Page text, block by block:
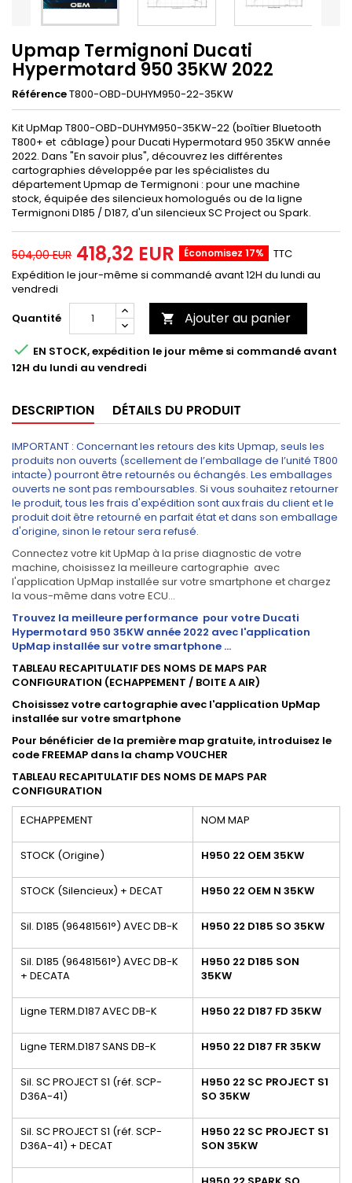
Upmap Termignoni Ducati
Hypermotard 950 35KW 2022
RéférenceT800-OBD-DUHYM950-22-35KW
Kit UpMap T800-OBD-DUHYM950-35KW-22 (boîtier Bluetooth
T800+ et câblage) pour Ducati Hypermotard 950 35KW année
2022. Dans "En savoir plus", découvrez les différentes
cartographies développée par les spécialistes du
département Upmap de Termignoni : pour une machine
stock, équipée des silencieux homologués ou de la ligne
Termignoni D185 / D187, d'un silencieux SC Project ou Spark.
504,00 EUR 418,32 EUR Économisez 17%
TTC
Expédition le jour-même si commandé avant 12H du lundi au
vendredi
Quantité
 Ajouter au panier
 EN STOCK, expédition le jour même si commandé avant
12H du lundi au vendredi
DESCRIPTION DÉTAILS DU PRODUIT
IMPORTANT : Concernant les retours des kits Upmap, seuls les
produits non ouverts (scellement de l’emballage de l’unité T800
intacte) pourront être retournés ou échangés. Les emballages
ouverts ne sont pas remboursables. Si vous souhaitez retourner
le produit, tous les frais d'expédition sont aux frais du client et le
produit doit être retourné en parfait état et dans son emballage
d'origine, sinon le retour sera refusé.
Connectez votre kit UpMap à la prise diagnostic de votre
machine, choisissez la meilleure cartographie avec
l'application UpMap installée sur votre smartphone et chargez
la vous-même dans votre ECU...
Trouvez la meilleure performance pour votre Ducati
Hypermotard 950 35KW année 2022 avec l'application
UpMap installée sur votre smartphone ...
TABLEAU RECAPITULATIF DES NOMS DE MAPS PAR
CONFIGURATION (ECHAPPEMENT / BOITE A AIR)
Choisissez votre cartographie avec l'application UpMap
installée sur votre smartphone
Pour bénéficier de la première map gratuite, introduisez le
code FREEMAP dans la champ VOUCHER
TABLEAU RECAPITULATIF DES NOMS DE MAPS PAR
CONFIGURATION
ECHAPPEMENT
NOM MAP
STOCK (Origine) H950 22 OEM 35KW
STOCK (Silencieux) + DECAT H950 22 OEM N 35KW
Sil. D185 (96481561°) AVEC DB-K H950 22 D185 SO 35KW
Sil. D185 (96481561°) AVEC DB-K
+ DECATA
H950 22 D185 SON
35KW
Ligne TERM.D187 AVEC DB-K H950 22 D187 FD 35KW
Ligne TERM.D187 SANS DB-K H950 22 D187 FR 35KW
Sil. SC PROJECT S1 (réf. SCP-
D36A-41)
H950 22 SC PROJECT S1
SO 35KW
Sil. SC PROJECT S1 (réf. SCP-
D36A-41) + DECAT
H950 22 SC PROJECT S1
SON 35KW